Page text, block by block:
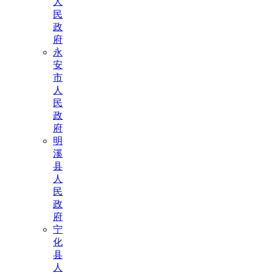
民
政
府
永
安
市
人
民
政
府
明
溪
县
人
民
政
府
宁
化
县
人